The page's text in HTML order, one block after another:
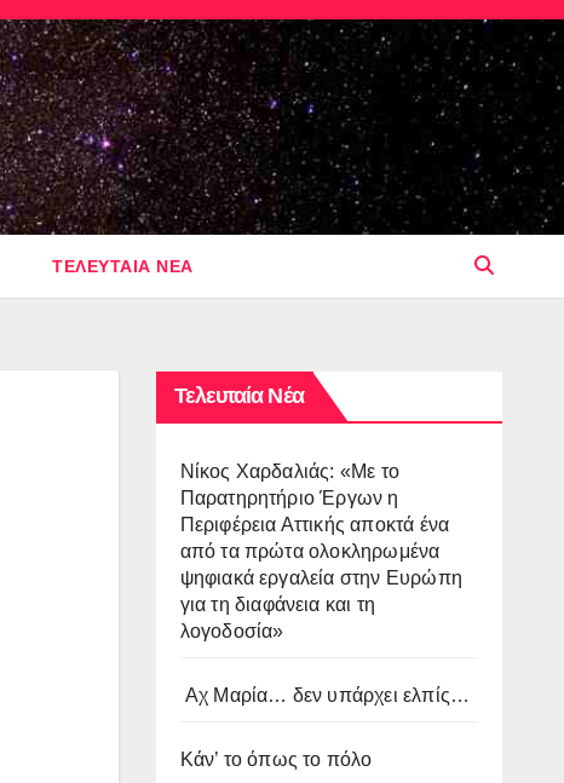
ΤΕΛΕΥΤΑΙΑ ΝΕΑ
Τελευταία Νέα
Νίκος Χαρδαλιάς: «Με το
Παρατηρητήριο Έργων η
Περιφέρεια Αττικής αποκτά ένα
από τα πρώτα ολοκληρωμένα
ψηφιακά εργαλεία στην Ευρώπη
για τη διαφάνεια και τη
λογοδοσία»
Αχ Μαρία… δεν υπάρχει ελπίς…
Κάν’ το όπως το πόλο